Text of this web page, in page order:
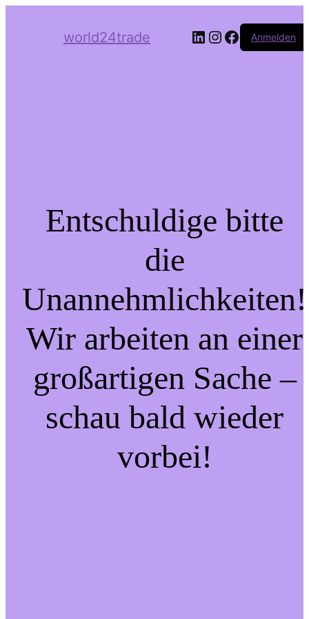
world24trade LinkedIn
Instagram
Facebook
Anmelden
Entschuldige bitte
die
Unannehmlichkeiten!
Wir arbeiten an einer
großartigen Sache –
schau bald wieder
vorbei!